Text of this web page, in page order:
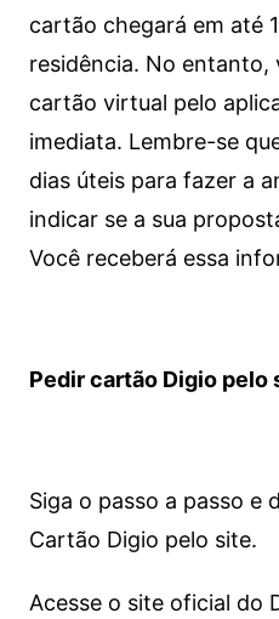
cartão chegará em até
residência. No entanto,
cartão virtual pelo
imediata. Lembre-se
dias úteis para fazer a
indicar se a sua
Você receberá essa
Pedir cartão Digio pelo
Siga o passo a passo e
Cartão Digio pelo site.
Acesse o site oficial do